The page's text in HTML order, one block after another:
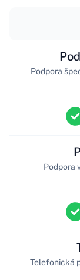
Podpora
Podpora
Telefonická